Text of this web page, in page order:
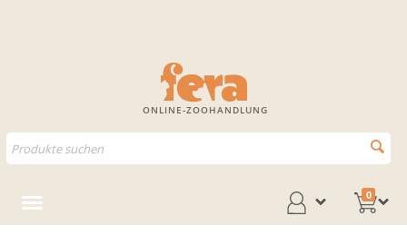
ONLINE-ZOOHANDLUNG
0